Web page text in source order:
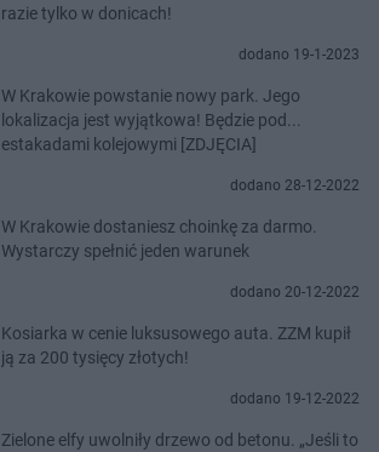
razie tylko w donicach!
dodano 19-1-2023
W Krakowie powstanie nowy park. Jego
lokalizacja jest wyjątkowa! Będzie pod...
estakadami kolejowymi [ZDJĘCIA]
dodano 28-12-2022
W Krakowie dostaniesz choinkę za darmo.
Wystarczy spełnić jeden warunek
dodano 20-12-2022
Kosiarka w cenie luksusowego auta. ZZM kupił
ją za 200 tysięcy złotych!
dodano 19-12-2022
Zielone elfy uwolniły drzewo od betonu. „Jeśli to